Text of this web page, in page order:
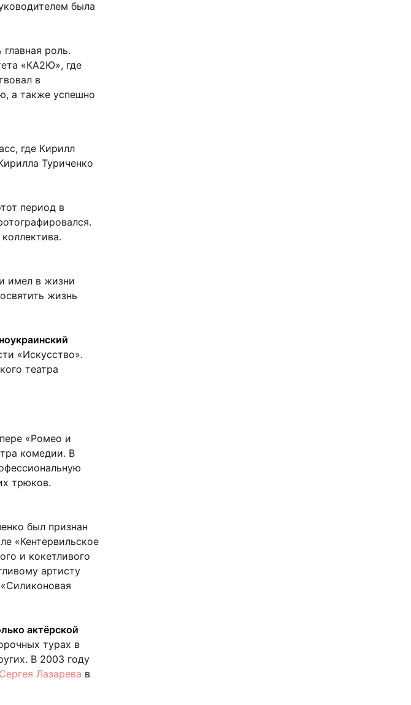
была
роль.
«КА2Ю», где
в
а также успешно
где Кирилл
Туриченко
период в
имел в жизни
жизнь
«Искусство».
театра
«Ромео и
комедии. В
трюков.
был признан
«Кентервильское
и кокетливого
артисту
актёрской
турах в
В 2003 году
Сергея Лазарева в